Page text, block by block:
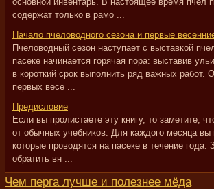
содержат только в рамо ...
Начало пчеловодного сезона и первые
Пчеловодный сезон наступает с выставкой
пасеке начинается горячая пора: выставив
в короткий срок выполнить ряд важных работ.
первых весе ...
Предисловие
Если вы пролистаете эту книгу, то заметите,
от обычных учебников. Для каждого месяца вы
которые проводятся на пасеке в течение года.
обратить вн ...
Чем перга лучше и полезнее мёда